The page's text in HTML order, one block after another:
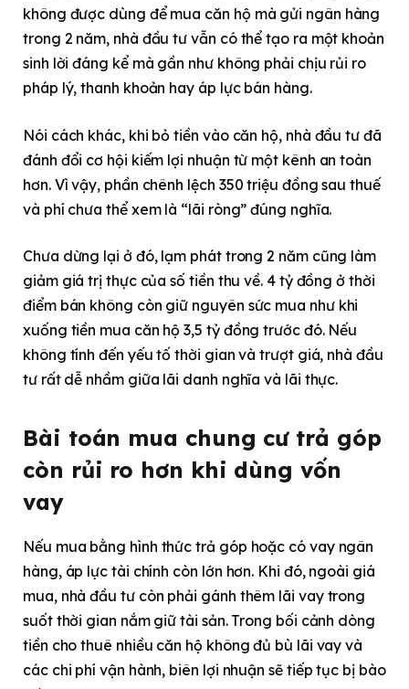
không được dùng để mua căn hộ mà gửi ngân hàng
trong 2 năm, nhà đầu tư vẫn có thể tạo ra một khoản
sinh lời đáng kể mà gần như không phải chịu rủi ro
pháp lý, thanh khoản hay áp lực bán hàng.
Nói cách khác, khi bỏ tiền vào căn hộ, nhà đầu tư đã
đánh đổi cơ hội kiếm lợi nhuận từ một kênh an toàn
hơn. Vì vậy, phần chênh lệch 350 triệu đồng sau thuế
và phí chưa thể xem là “lãi ròng” đúng nghĩa.
Chưa dừng lại ở đó, lạm phát trong 2 năm cũng làm
giảm giá trị thực của số tiền thu về. 4 tỷ đồng ở thời
điểm bán không còn giữ nguyên sức mua như khi
xuống tiền mua căn hộ 3,5 tỷ đồng trước đó. Nếu
không tính đến yếu tố thời gian và trượt giá, nhà đầu
tư rất dễ nhầm giữa lãi danh nghĩa và lãi thực.
Bài toán mua chung cư trả góp
còn rủi ro hơn khi dùng vốn
vay
Nếu mua bằng hình thức trả góp hoặc có vay ngân
hàng, áp lực tài chính còn lớn hơn. Khi đó, ngoài giá
mua, nhà đầu tư còn phải gánh thêm lãi vay trong
suốt thời gian nắm giữ tài sản. Trong bối cảnh dòng
tiền cho thuê nhiều căn hộ không đủ bù lãi vay và
các chi phí vận hành, biên lợi nhuận sẽ tiếp tục bị bào